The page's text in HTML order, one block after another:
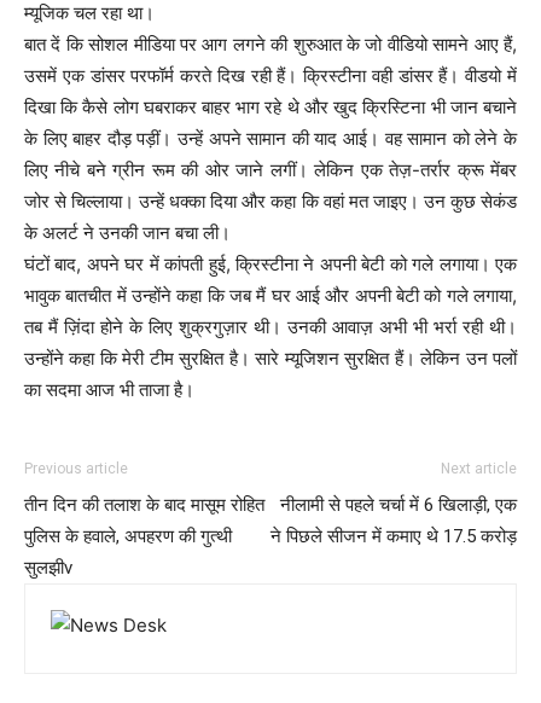
म्यूजिक चल रहा था।
बात दें कि सोशल मीडिया पर आग लगने की शुरुआत के जो वीडियो सामने आए हैं,
उसमें एक डांसर परफॉर्म करते दिख रही हैं। क्रिस्टीना वही डांसर हैं। वीडयो में
दिखा कि कैसे लोग घबराकर बाहर भाग रहे थे और खुद क्रिस्टिना भी जान बचाने
के लिए बाहर दौड़ पड़ीं। उन्हें अपने सामान की याद आई। वह सामान को लेने के
लिए नीचे बने ग्रीन रूम की ओर जाने लगीं। लेकिन एक तेज़-तर्रार क्रू मेंबर
जोर से चिल्लाया। उन्हें धक्का दिया और कहा कि वहां मत जाइए। उन कुछ सेकंड
के अलर्ट ने उनकी जान बचा ली।
घंटों बाद, अपने घर में कांपती हुई, क्रिस्टीना ने अपनी बेटी को गले लगाया। एक
भावुक बातचीत में उन्होंने कहा कि जब मैं घर आई और अपनी बेटी को गले लगाया,
तब मैं ज़िंदा होने के लिए शुक्रगुज़ार थी। उनकी आवाज़ अभी भी भर्रा रही थी।
उन्होंने कहा कि मेरी टीम सुरक्षित है। सारे म्यूजिशन सुरक्षित हैं। लेकिन उन पलों
का सदमा आज भी ताजा है।
Previous article
तीन दिन की तलाश के बाद मासूम रोहित
पुलिस के हवाले, अपहरण की गुत्थी
सुलझीv
Next article
नीलामी से पहले चर्चा में 6 खिलाड़ी, एक
ने पिछले सीजन में कमाए थे 17.5 करोड़